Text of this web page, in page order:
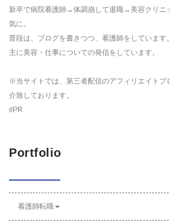
新卒で病院看護師→体調崩して退職→美容クリニ
気に。
普段は、ブログを書きつつ、看護師をしています。
主に美容・仕事についての発信をしています。
※当サイトでは、第三者配信のアフィリエイトプ
介致しております。
♯PR
Portfolio
看護師転職